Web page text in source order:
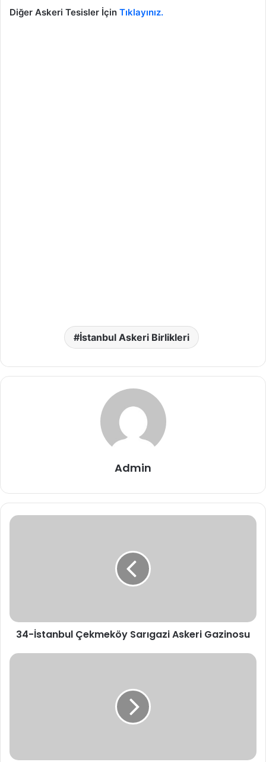
Diğer Askeri Tesisler İçin Tıklayınız.
İstanbul Askeri Birlikleri
Admin
34-
34-İstanbul Çekmeköy Sarıgazi Askeri Gazinosu
34-